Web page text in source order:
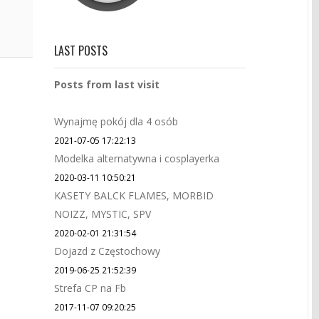
LAST POSTS
Posts from last visit
Wynajmę pokój dla 4 osób
2021-07-05 17:22:13
Modelka alternatywna i cosplayerka
2020-03-11 10:50:21
KASETY BALCK FLAMES, MORBID
NOIZZ, MYSTIC, SPV
2020-02-01 21:31:54
Dojazd z Częstochowy
2019-06-25 21:52:39
Strefa CP na Fb
2017-11-07 09:20:25